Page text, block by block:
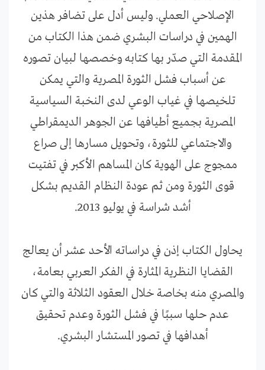
الإصلاحي العملي. وليس أدل على تضافر هذين
الهمين في دراسات البشري ضمن هذا الكتاب من
المقدمة التي صدّر بها كتابه وخصصها لبيان تصوره
عن أسباب فشل الثورة المصرية والتي يمكن
تلخيصها في غياب الوعي لدى النخبة السياسية
المصرية بجميع أطيافها عن الجوهر الديمقراطي
والاجتماعي للثورة، وتحويل مسارها إلى صراع
ممجوج على الهوية كان المساهم الأكبر في تفتيت
قوى الثورة ومن ثم عودة النظام القديم بشكل
أشد شراسة في يوليو 2013.
يحاول الكتاب إذن في دراساته الأحد عشر أن يعالج
القضايا النظرية المثارة في الفكر العربي بعامة،
والمصري منه بخاصة خلال العقود الثلاثة والتي كان
عدم حلها سببًا في فشل الثورة وعدم تحقيق
أهدافها في تصور المستشار البشري.